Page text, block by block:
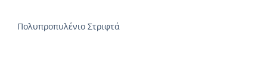
Πολυπροπυλένιο Στριφτά